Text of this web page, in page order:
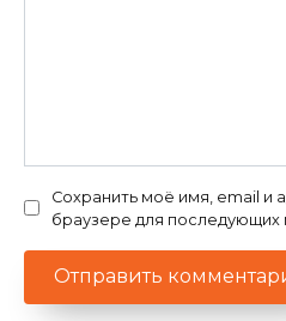
Сохранить моё имя, email и
браузере для последующих